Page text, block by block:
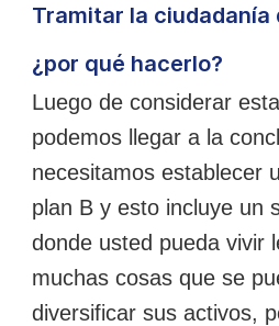
Tramitar la ciudadanía
¿por qué hacerlo?
Luego de considerar
podemos llegar a la
necesitamos establecer
plan B y esto incluye un
donde usted pueda vivir
muchas cosas que se
diversificar sus activos,